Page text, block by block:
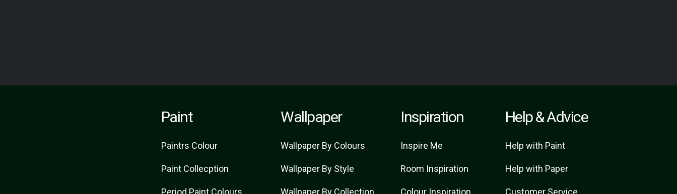
Paint
Paintrs Colour
Paint Collecption
Wallpaper
Wallpaper By Colours
Wallpaper By Style
Inspiration
Inspire Me
Room Inspiration
Help & Advice
Help with Paint
Help with Paper